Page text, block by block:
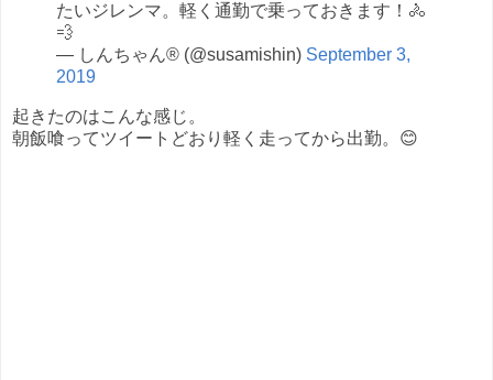
たいジレンマ。軽く通勤で乗っておきます！🚴
💨
— しんちゃん® (@susamishin) September 3,
2019
起きたのはこんな感じ。
朝飯喰ってツイートどおり軽く走ってから出勤。😊